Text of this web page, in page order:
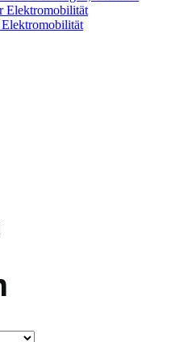
Elektromobilität